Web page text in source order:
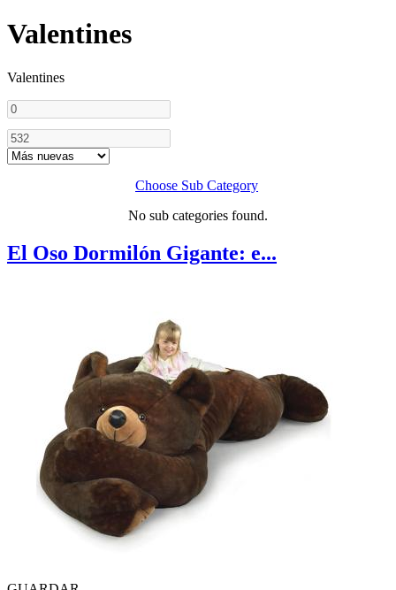
Valentines
Valentines
Choose Sub Category
No sub categories found.
El Oso Dormilón Gigante: e...